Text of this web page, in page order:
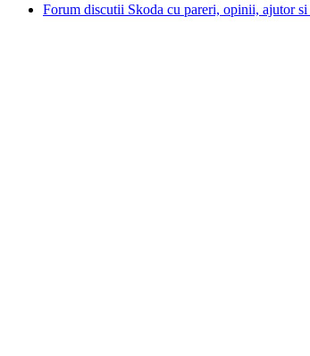
Forum discutii Skoda cu pareri, opinii, ajutor